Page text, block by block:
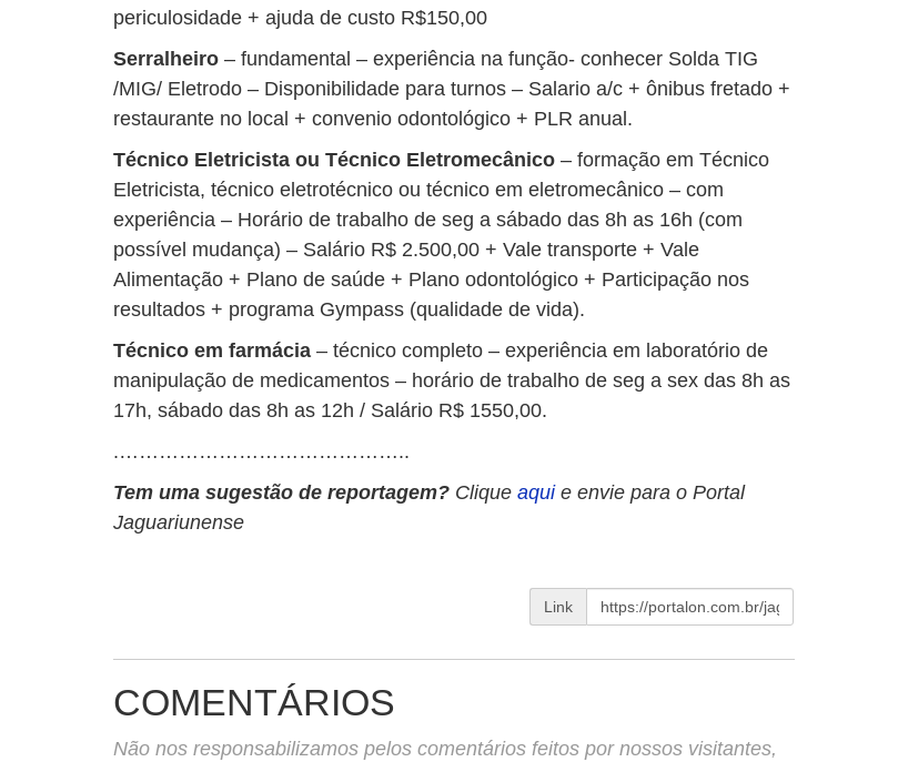
periculosidade + ajuda de custo R$150,00
Serralheiro – fundamental – experiência na função- conhecer Solda TIG
/MIG/ Eletrodo – Disponibilidade para turnos – Salario a/c + ônibus fretado +
restaurante no local + convenio odontológico + PLR anual.
Técnico Eletricista ou Técnico Eletromecânico – formação em Técnico
Eletricista, técnico eletrotécnico ou técnico em eletromecânico – com
experiência – Horário de trabalho de seg a sábado das 8h as 16h (com
possível mudança) – Salário R$ 2.500,00 + Vale transporte + Vale
Alimentação + Plano de saúde + Plano odontológico + Participação nos
resultados + programa Gympass (qualidade de vida).
Técnico em farmácia – técnico completo – experiência em laboratório de
manipulação de medicamentos – horário de trabalho de seg a sex das 8h as
17h, sábado das 8h as 12h / Salário R$ 1550,00.
.……………………………………..
Tem uma sugestão de reportagem? Clique aqui e envie para o Portal
Jaguariunense
Link
COMENTÁRIOS
Não nos responsabilizamos pelos comentários feitos por nossos visitantes,